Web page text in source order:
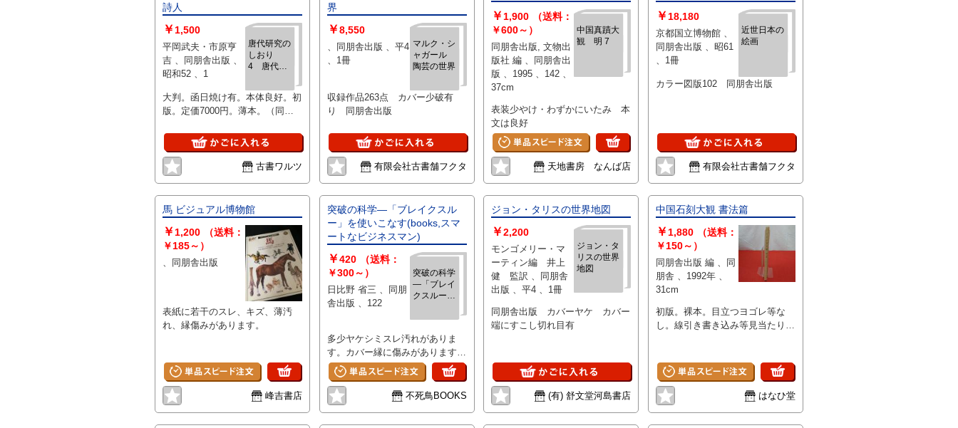
詩人
唐代研究の
しおり
4 唐代の
￥ 1,500
平岡武夫・市原亨
吉 、同朋舎出版 、
昭和52 、1
大判。函日焼け有。本体良好。初
版。定価7000円。薄本。（同朋
古書ワルツ
界
マルク・シ
ャガール
陶芸の世界
￥8,550
、同朋舎出版 、平4
、1冊
収録作品263点 カバー少破有
り 同朋舎出版
有限会社古書舗フクタ
中国真蹟大
観 明 7
￥ 1,900
（送料：
￥600～）
同朋舎出版, 文物出
版社 編 、同朋舎出
版 、1995 、142 、
37cm
表装少やけ・わずかにいたみ 本
文は良好
天地書房 なんば店
近世日本の
絵画
￥ 18,180
京都国立博物館 、
同朋舎出版 、昭61
、1冊
カラー図版102 同朋舎出版
有限会社古書舗フクタ
馬 ビジュアル博物館
￥ 1,200
（送料：
￥185～）
、同朋舎出版
表紙に若干のスレ、キズ、薄汚
れ、縁傷みがあります。
峰吉書店
突破の科学―「ブレイクスル
ー」を使いこなす(books,スマ
ートなビジネスマン)
突破の科学
―「ブレイ
クスルー」
す(books,
ビジネスマ
ン)
￥420
（送料：
￥300～）
日比野 省三 、同朋
舎出版 、122
多少ヤケシミスレ汚れがありま
す。カバー縁に傷みがあります。
天と小口に印があります。
不死鳥BOOKS
ジョン・タリスの世界地図
ジョン・タ
リスの世界
地図
￥2,200
モンゴメリー・マ
ーティン編 井上
健 監訳 、同朋舎
出版 、平4 、1冊
同朋舎出版 カバーヤケ カバー
端にすこし切れ目有
(有) 舒文堂河島書店
中国石刻大観 書法篇
￥ 1,880
（送料：
￥150～）
同朋舎出版 編 、同
朋舎 、1992年 、
31cm
初版。裸本。目立つヨゴレ等な
し。線引き書き込み等見当たりま
はなひ堂